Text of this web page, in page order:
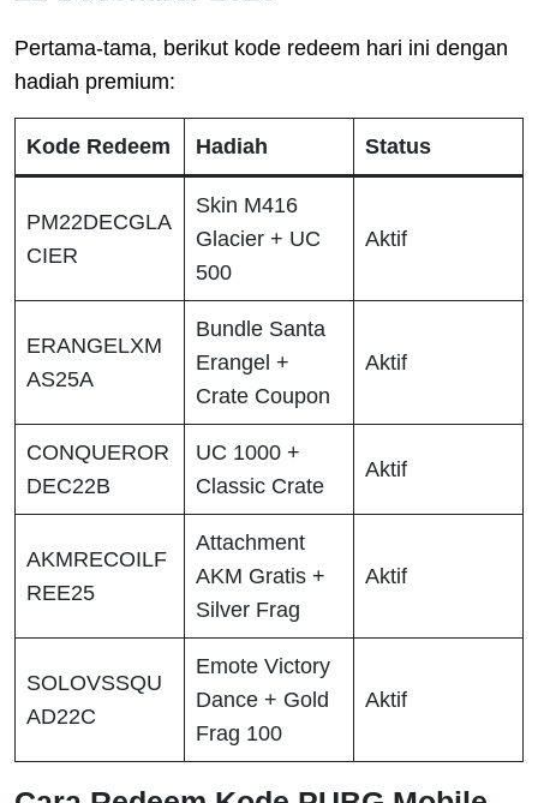
Pertama-tama, berikut kode redeem hari ini dengan
hadiah premium:
Kode Redeem Hadiah Status
PM22DECGLA
CIER
Skin M416
Glacier + UC
500
Aktif
ERANGELXM
AS25A
Bundle Santa
Erangel +
Crate Coupon
Aktif
CONQUEROR
DEC22B
UC 1000 +
Classic Crate
Aktif
AKMRECOILF
REE25
Attachment
AKM Gratis +
Silver Frag
Aktif
SOLOVSSQU
AD22C
Emote Victory
Dance + Gold
Frag 100
Aktif